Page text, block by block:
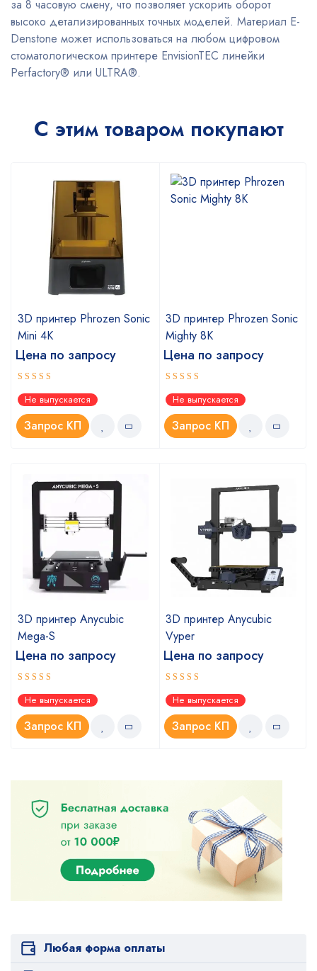
за 8 часовую смену, что позволяет ускорить оборот
высоко детализированных точных моделей. Материал E-
Denstone может использоваться на любом цифровом
стоматологическом принтере EnvisionTEC линейки
Perfactory® или ULTRA®.
С этим товаром покупают
3D принтер Phrozen Sonic
Mini 4K
Цена по запросу
Оценка
5.00из 5
Не выпускается
Запрос КП
3D принтер Phrozen Sonic
Mighty 8K
Цена по запросу
Оценка
5.00из 5
Не выпускается
Запрос КП
3D принтер Anycubic
Mega-S
Цена по запросу
Оценка
4.00из
5
Не выпускается
Запрос КП
3D принтер Anycubic
Vyper
Цена по запросу
Оценка
4.00из
5
Не выпускается
Запрос КП
Любая форма оплаты